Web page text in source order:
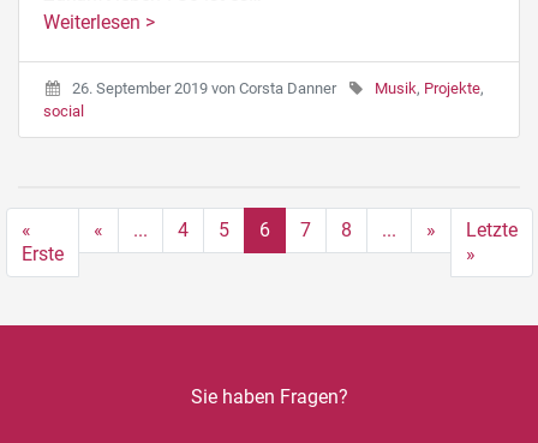
Weiterlesen >
26. September 2019 von Corsta Danner Musik, Projekte,
social
«
Erste
« ... 4 5 6 7 8 ... »
Letzte
»
Sie haben Fragen?